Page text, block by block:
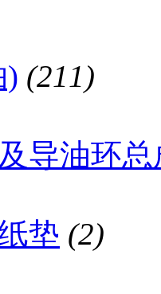
) (211)
导油环总
垫 (2)